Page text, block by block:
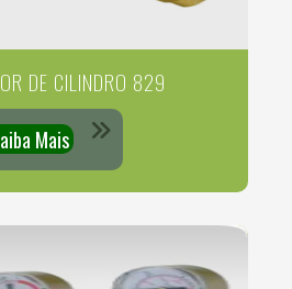
DE CILINDRO 829
Mais